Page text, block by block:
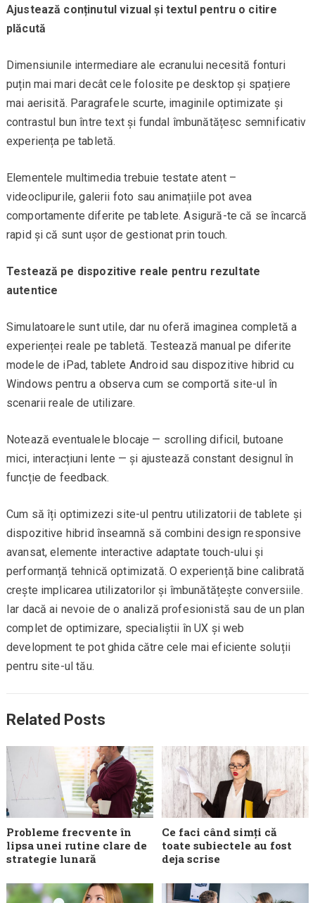
Ajustează conținutul vizual și textul pentru o citire
plăcută
Dimensiunile intermediare ale ecranului necesită fonturi
puțin mai mari decât cele folosite pe desktop și spațiere
mai aerisită. Paragrafele scurte, imaginile optimizate și
contrastul bun între text și fundal îmbunătățesc semnificativ
experiența pe tabletă.
Elementele multimedia trebuie testate atent –
videoclipurile, galerii foto sau animațiile pot avea
comportamente diferite pe tablete. Asigură-te că se încarcă
rapid și că sunt ușor de gestionat prin touch.
Testează pe dispozitive reale pentru rezultate
autentice
Simulatoarele sunt utile, dar nu oferă imaginea completă a
experienței reale pe tabletă. Testează manual pe diferite
modele de iPad, tablete Android sau dispozitive hibrid cu
Windows pentru a observa cum se comportă site-ul în
scenarii reale de utilizare.
Notează eventualele blocaje — scrolling dificil, butoane
mici, interacțiuni lente — și ajustează constant designul în
funcție de feedback.
Cum să îți optimizezi site-ul pentru utilizatorii de tablete și
dispozitive hibrid înseamnă să combini design responsive
avansat, elemente interactive adaptate touch-ului și
performanță tehnică optimizată. O experiență bine calibrată
crește implicarea utilizatorilor și îmbunătățește conversiile.
Iar dacă ai nevoie de o analiză profesionistă sau de un plan
complet de optimizare, specialiștii în UX și web
development te pot ghida către cele mai eficiente soluții
pentru site-ul tău.
Related Posts
Probleme frecvente în
lipsa unei rutine clare de
strategie lunară
Ce faci când simți că
toate subiectele au fost
deja scrise